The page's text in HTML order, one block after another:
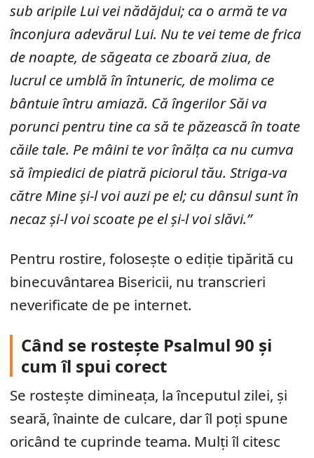
sub aripile Lui vei nădăjdui; ca o armă te va
înconjura adevărul Lui. Nu te vei teme de frica
de noapte, de săgeata ce zboară ziua, de
lucrul ce umblă în întuneric, de molima ce
bântuie întru amiază. Că îngerilor Săi va
porunci pentru tine ca să te păzească în toate
căile tale. Pe mâini te vor înălța ca nu cumva
să împiedici de piatră piciorul tău. Striga-va
către Mine și-l voi auzi pe el; cu dânsul sunt în
necaz și-l voi scoate pe el și-l voi slăvi.”
Pentru rostire, folosește o ediție tipărită cu
binecuvântarea Bisericii, nu transcrieri
neverificate de pe internet.
Când se rostește Psalmul 90 și
cum îl spui corect
Se rostește dimineața, la începutul zilei, și
seară, înainte de culcare, dar îl poți spune
oricând te cuprinde teama. Mulți îl citesc